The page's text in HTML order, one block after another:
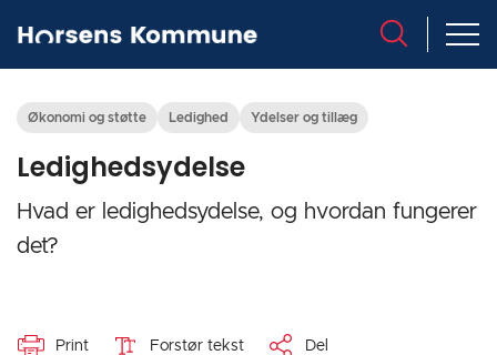
Økonomi og støtte Ledighed Ydelser og tillæg
Ledighedsydelse
Hvad er ledighedsydelse, og hvordan fungerer
det?
Print Forstør tekst Del